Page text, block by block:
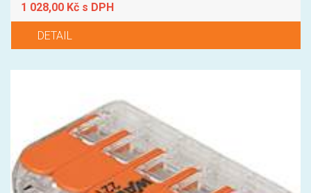
1 028,00 Kč s DPH
DETAIL